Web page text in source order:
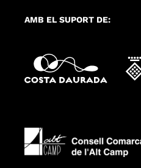
AMB EL SUPORT DE: